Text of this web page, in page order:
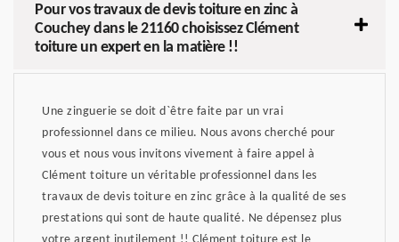
Pour vos travaux de devis toiture en zinc à
Couchey dans le 21160 choisissez Clément
toiture un expert en la matière !!
Une zinguerie se doit d`être faite par un vrai
professionnel dans ce milieu. Nous avons cherché pour
vous et nous vous invitons vivement à faire appel à
Clément toiture un véritable professionnel dans les
travaux de devis toiture en zinc grâce à la qualité de ses
prestations qui sont de haute qualité. Ne dépensez plus